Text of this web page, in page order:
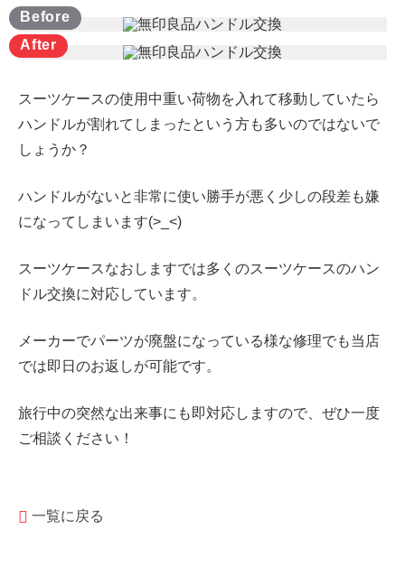
スーツケースの使用中重い荷物を入れて移動していたら
ハンドルが割れてしまったという方も多いのではないで
しょうか？
ハンドルがないと非常に使い勝手が悪く少しの段差も嫌
になってしまいます(>_<)
スーツケースなおしますでは多くのスーツケースのハン
ドル交換に対応しています。
メーカーでパーツが廃盤になっている様な修理でも当店
では即日のお返しが可能です。
旅行中の突然な出来事にも即対応しますので、ぜひ一度
ご相談ください！
一覧に戻る